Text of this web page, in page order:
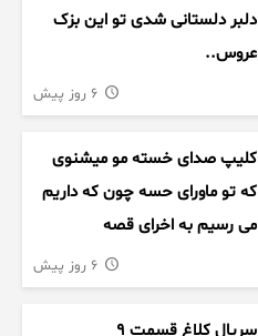
دلبر دلستانی شدی تو این بزک
عروس..
کلیپ صدای خسته مو میشنوی
که تو ماورای حسه چون که داریم
می رسیم به اخرای قصه
سریال کلاغ قسمت 9